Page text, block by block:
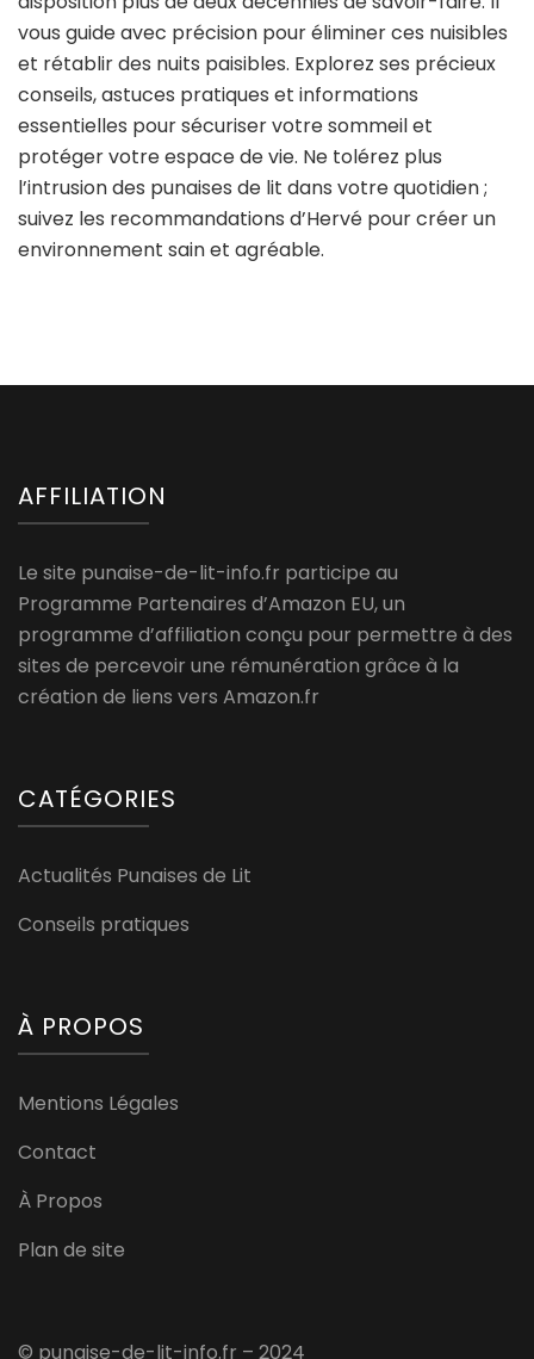
vous guide avec précision pour éliminer ces nuisibles
et rétablir des nuits paisibles. Explorez ses précieux
conseils, astuces pratiques et informations
essentielles pour sécuriser votre sommeil et
protéger votre espace de vie. Ne tolérez plus
l’intrusion des punaises de lit dans votre quotidien ;
suivez les recommandations d’Hervé pour créer un
environnement sain et agréable.
AFFILIATION
Le site punaise-de-lit-info.fr participe au
Programme Partenaires d’Amazon EU, un
programme d’affiliation conçu pour permettre à des
sites de percevoir une rémunération grâce à la
création de liens vers Amazon.fr
CATÉGORIES
Actualités Punaises de Lit
Conseils pratiques
À PROPOS
Mentions Légales
Contact
À Propos
Plan de site
© punaise-de-lit-info.fr – 2024